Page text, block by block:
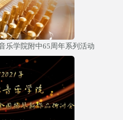
学院附中65周年系列活动